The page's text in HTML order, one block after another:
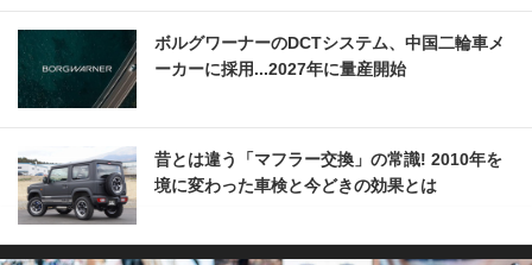
ボルグワーナーのDCTシステム、中国二輪車メ
ーカーに採用...2027年に量産開始
昔とは違う「マフラー交換」の常識! 2010年を
境に変わった車検と今どきの効果とは